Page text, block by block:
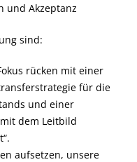
und Akzeptanz
sind:
rücken mit einer
für die
und einer
dem Leitbild
aufsetzen, unsere